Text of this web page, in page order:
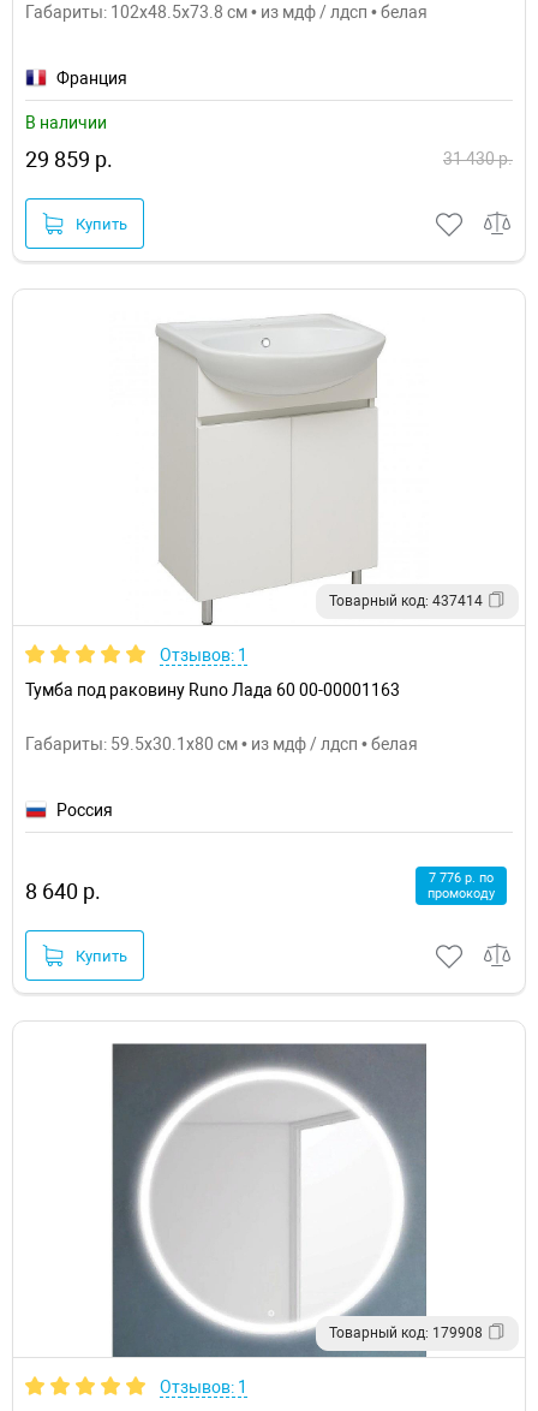
Габариты: 102x48.5x73.8 см • из мдф / лдсп • белая
Франция
В наличии
29 859 р. 31 430 р.
Купить
Товарный код: 437414
Отзывов: 1
Тумба под раковину Runo Лада 60 00-00001163
Габариты: 59.5x30.1x80 см • из мдф / лдсп • белая
Россия
8 640 р.
7 776 р. по
промокоду
Купить
Товарный код: 179908
Отзывов: 1